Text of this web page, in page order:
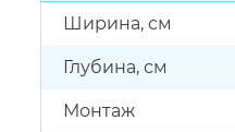
Ширина, см
Глубина, см
Монтаж